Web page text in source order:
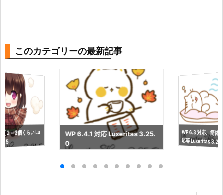
このカテゴリーの最新記事
２～3個くらい Lu
WP 6.4.1 対応 Luxeritas 3.25.
0
WP 6.3 対応、簡体
応等 Luxeritas